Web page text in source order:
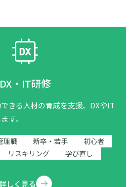
DX・IT研修
きる人材の育成を支援、DXやIT
す。
理職 新卒・若手
初心者
リスキリング 学び直し
しく見る